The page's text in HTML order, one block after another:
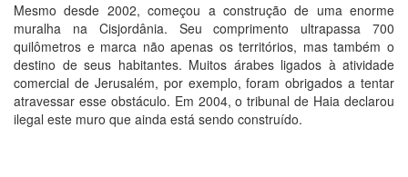
Mesmo desde 2002, começou a construção de uma enorme
muralha na Cisjordânia. Seu comprimento ultrapassa 700
quilômetros e marca não apenas os territórios, mas também o
destino de seus habitantes. Muitos árabes ligados à atividade
comercial de Jerusalém, por exemplo, foram obrigados a tentar
atravessar esse obstáculo. Em 2004, o tribunal de Haia declarou
ilegal este muro que ainda está sendo construído.